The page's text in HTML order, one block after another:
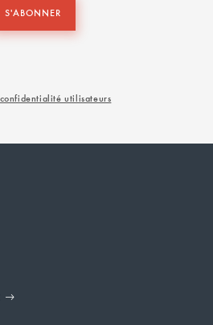
S'ABONNER
utilisateurs